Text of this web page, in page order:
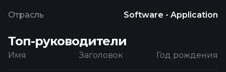
Отрасль Software - Application
Топ-руководители
Имя Заголовок Год рождения